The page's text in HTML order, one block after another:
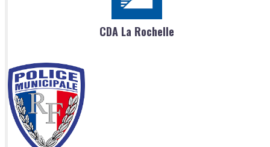
CDA La Rochelle